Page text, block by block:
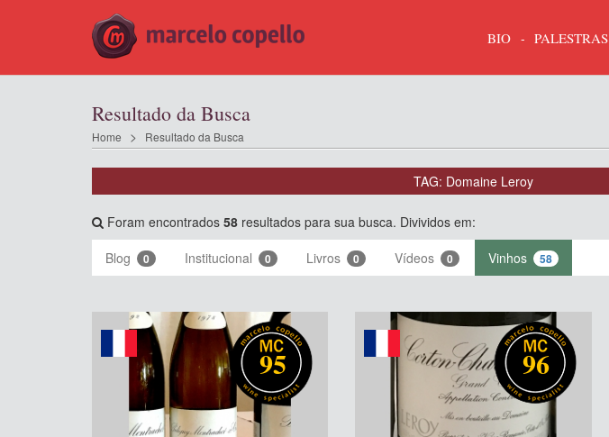
BIO PALESTRAS
Resultado da Busca
Home Resultado da Busca
TAG: Domaine Leroy
Foram encontrados 58 resultados para sua busca. Divividos em:
Blog
0 Institucional 0 Livros 0 Vídeos 0 Vinhos 58
95 96